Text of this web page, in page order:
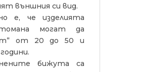
външния си вид.
е, че изделията
могат да
от 20 до 50 и
бижута са